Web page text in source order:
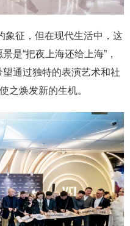
象征，但在现代生活中，这
是“把夜上海还给上海”，
通过独特的表演艺术和社
之焕发新的生机。